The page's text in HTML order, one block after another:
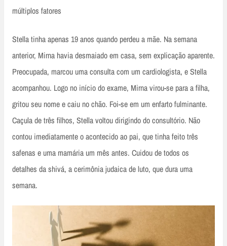
múltiplos fatores
Stella tinha apenas 19 anos quando perdeu a mãe. Na semana
anterior, Mirna havia desmaiado em casa, sem explicação aparente.
Preocupada, marcou uma consulta com um cardiologista, e Stella
acompanhou. Logo no início do exame, Mirna virou-se para a filha,
gritou seu nome e caiu no chão. Foi-se em um enfarto fulminante.
Caçula de três filhos, Stella voltou dirigindo do consultório. Não
contou imediatamente o acontecido ao pai, que tinha feito três
safenas e uma mamária um mês antes. Cuidou de todos os
detalhes da shivá, a cerimônia judaica de luto, que dura uma
semana.